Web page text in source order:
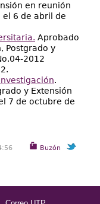
en reunión
6 de abril de
Aprobado
Postgrado y
2012
.
y Extensión
7 de octubre de
Buzón